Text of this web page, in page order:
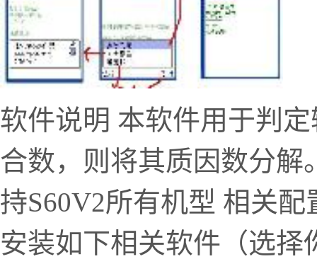
软件说明 本软件用于判
合数，则将其质因数分解
持S60V2所有机型 相关
安装如下相关软件（选